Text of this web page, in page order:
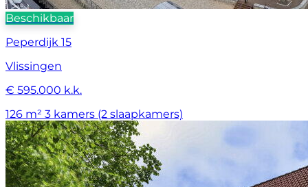
Beschikbaar
Peperdijk 15
Vlissingen
€ 595.000 k.k.
126 m² 3 kamers (2 slaapkamers)